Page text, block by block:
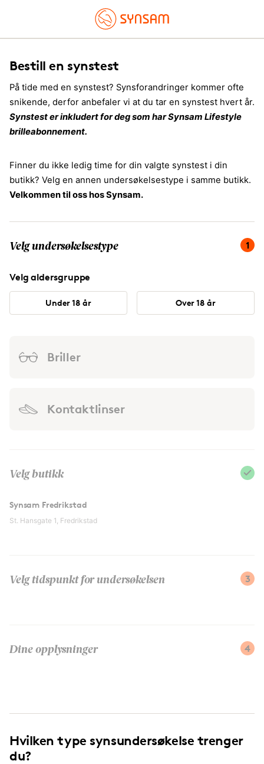
Bestill en synstest
På tide med en synstest? Synsforandringer kommer ofte
snikende, derfor anbefaler vi at du tar en synstest hvert år.
Synstest er inkludert for deg som har Synsam Lifestyle
brilleabonnement.
Finner du ikke ledig time for din valgte synstest i din
butikk? Velg en annen undersøkelsestype i samme butikk.
Velkommen til oss hos Synsam.
1
Velg undersøkelsestype
Velg aldersgruppe
Under 18 år Over 18 år
Briller
Kontaktlinser
Velg butikk
Synsam Fredrikstad
St. Hansgate 1, Fredrikstad
3
Velg tidspunkt for undersøkelsen
4
Dine opplysninger
Hvilken type synsundersøkelse trenger
du?